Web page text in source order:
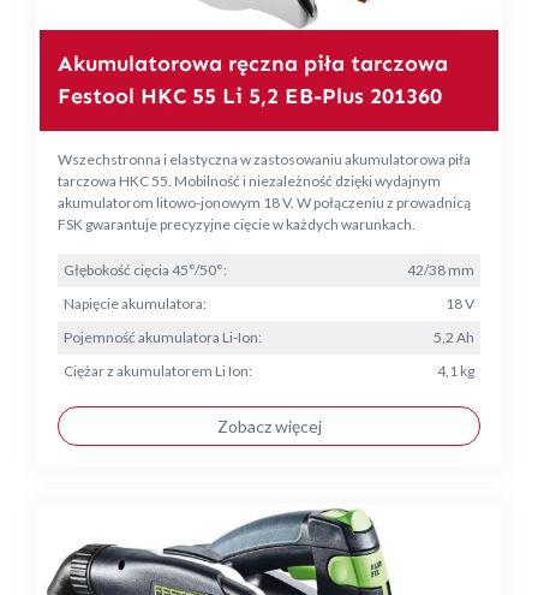
Akumulatorowa ręczna piła tarczowa
Festool HKC 55 Li 5,2 EB-Plus 201360
Wszechstronna i elastyczna w zastosowaniu akumulatorowa piła
tarczowa HKC 55. Mobilność i niezależność dzięki wydajnym
akumulatorom litowo-jonowym 18 V. W połączeniu z prowadnicą
FSK gwarantuje precyzyjne cięcie w każdych warunkach.
Głębokość cięcia 45°/50°:
42/38 mm
Napięcie akumulatora:
18 V
Pojemność akumulatora Li-Ion:
5,2 Ah
Ciężar z akumulatorem Li Ion:
4,1 kg
Zobacz więcej